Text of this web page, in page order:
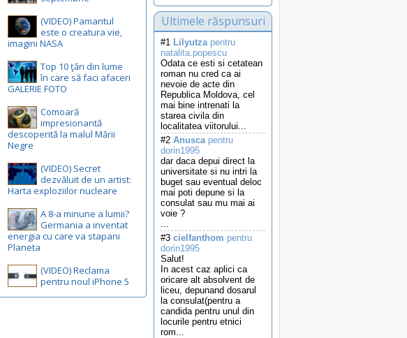
Ultimele răspunsuri
#1 Lilyutzapentru
natalita.popescu
Odata ce esti si cetatean
roman nu cred ca ai
nevoie de acte din
Republica Moldova, cel
mai bine intrenati la
starea civila din
localitatea viitorului...
#2 Anuscapentru
dorin1995
dar daca depui direct la
universitate si nu intri la
buget sau eventual deloc
mai poti depune si la
consulat sau mu mai ai
voie ?
...
#3 cielfanthom pentru
dorin1995
Salut!
In acest caz aplici ca
oricare alt absolvent de
liceu, depunand dosarul
la consulat(pentru a
candida pentru unul din
locurile pentru etnici
rom...
(VIDEO) Pamantul
este o creatura vie,
imagini NASA
Top 10 ţări din lume
în care să faci afaceri
GALERIE FOTO
Comoară
impresionantă
descoperită la malul Mării
Negre
(VIDEO) Secret
dezvăluit de un artist:
Harta exploziilor nucleare
A 8-a minune a lumii?
Germania a inventat
energia cu care va stapani
Planeta
(VIDEO) Reclama
pentru noul iPhone 5